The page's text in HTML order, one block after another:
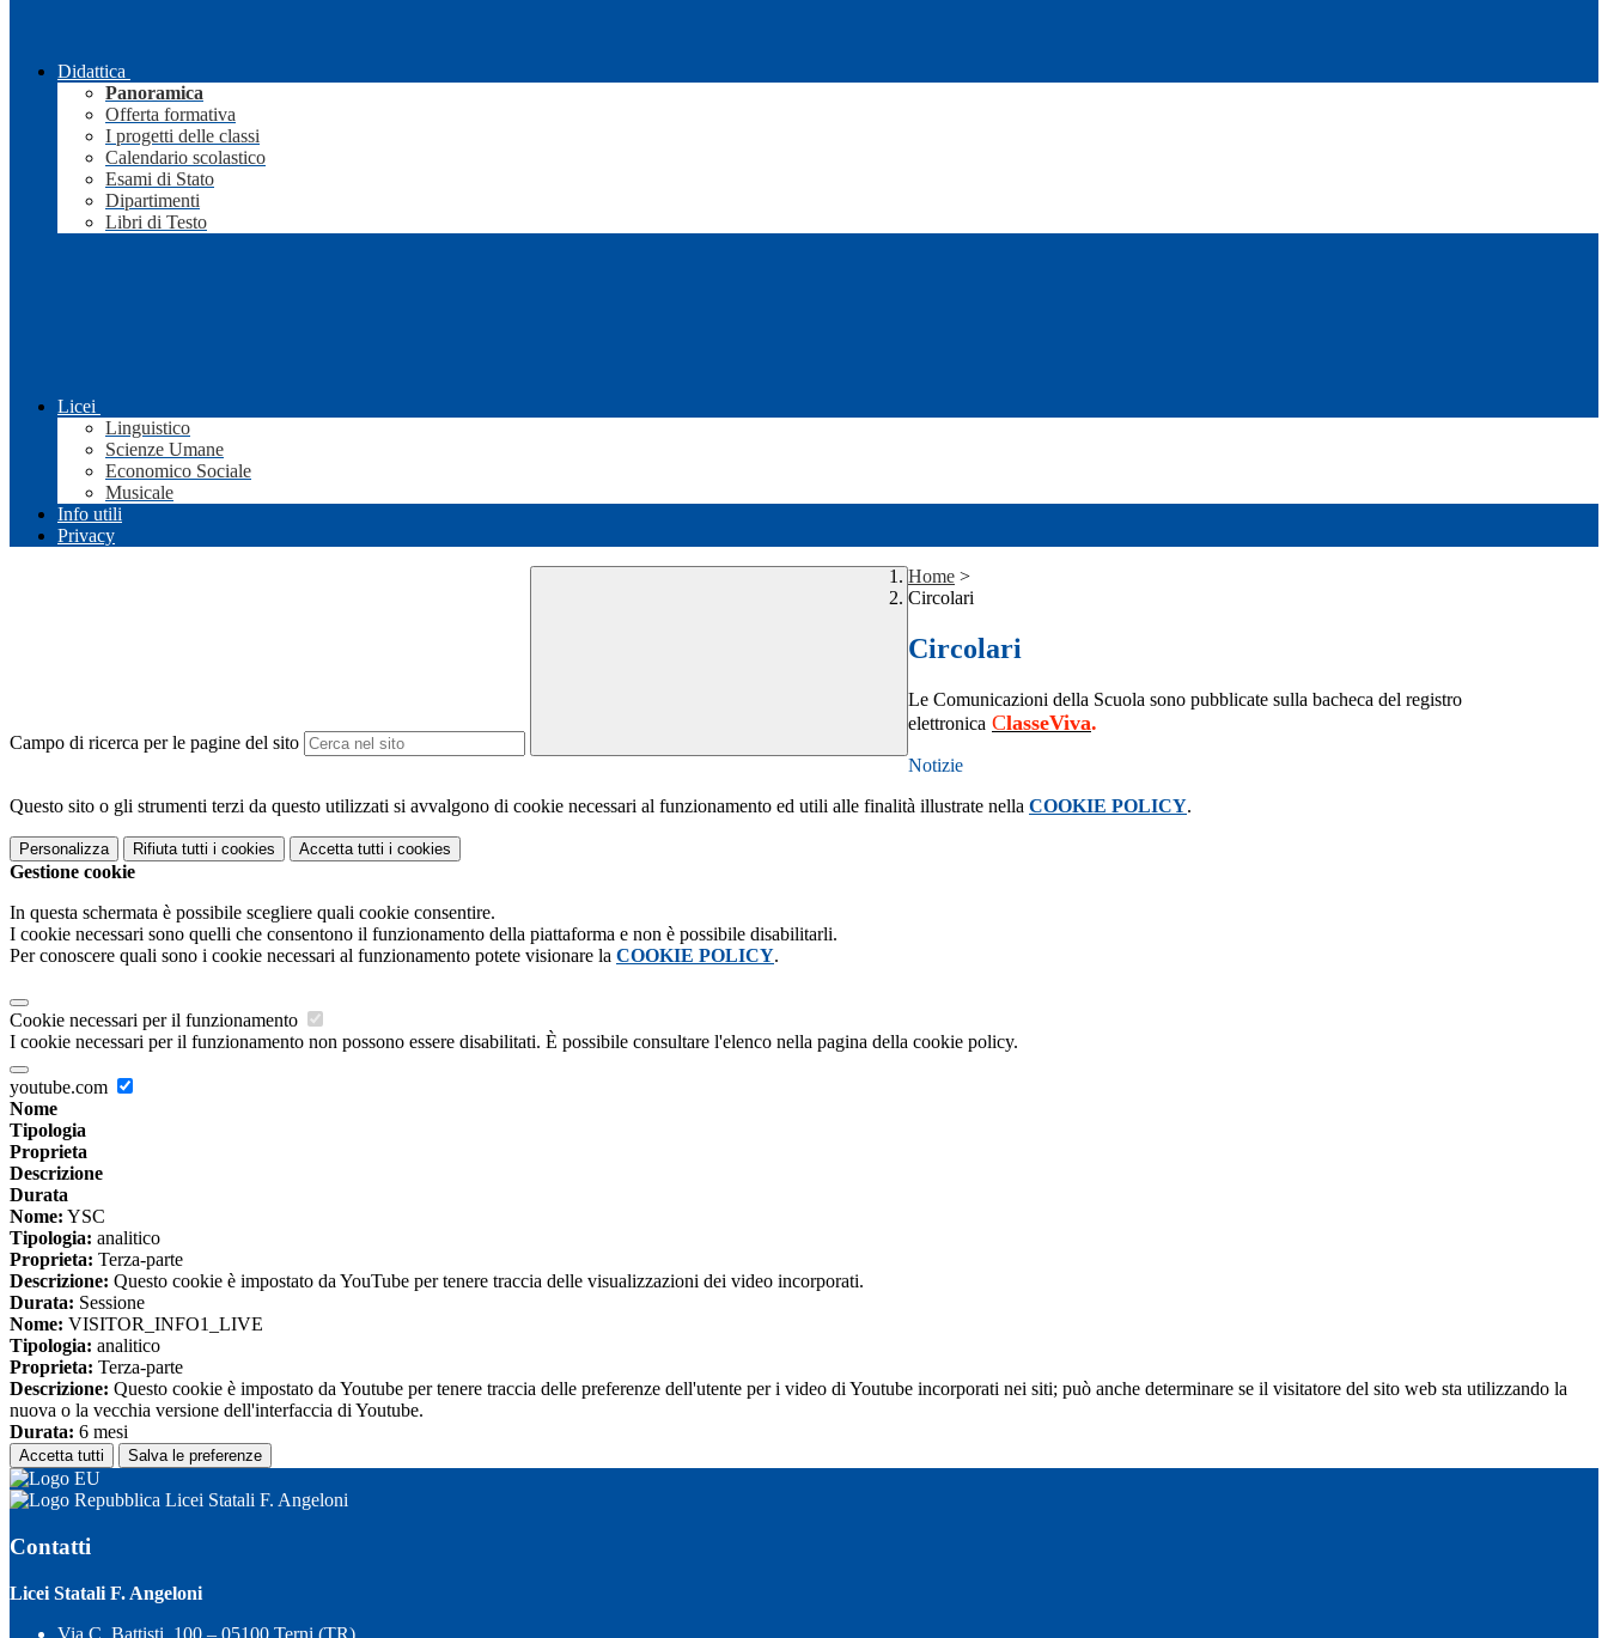
Didattica
Panoramica
Offerta formativa
I progetti delle classi
Calendario scolastico
Esami di Stato
Dipartimenti
Libri di Testo
Licei
Linguistico
Scienze Umane
Economico Sociale
Musicale
Info utili
Privacy
Campo di ricerca per le pagine del sito
Home >
Circolari
Circolari
Le Comunicazioni della Scuola sono pubblicate sulla bacheca del registro
elettronica ClasseViva.
Notizie
Questo sito o gli strumenti terzi da questo utilizzati si avvalgono di cookie necessari al funzionamento ed utili alle finalità illustrate nella COOKIE POLICY.
Personalizza Rifiuta tutti i cookies Accetta tutti i cookies
Gestione cookie
In questa schermata è possibile scegliere quali cookie consentire.
I cookie necessari sono quelli che consentono il funzionamento della piattaforma e non è possibile disabilitarli.
Per conoscere quali sono i cookie necessari al funzionamento potete visionare la COOKIE POLICY.
Cookie necessari per il funzionamento
I cookie necessari per il funzionamento non possono essere disabilitati. È possibile consultare l'elenco nella pagina della cookie policy.
youtube.com
Nome
Tipologia
Proprieta
Descrizione
Durata
Nome: YSC
Tipologia: analitico
Proprieta: Terza-parte
Descrizione: Questo cookie è impostato da YouTube per tenere traccia delle visualizzazioni dei video incorporati.
Durata: Sessione
Nome: VISITOR_INFO1_LIVE
Tipologia: analitico
Proprieta: Terza-parte
Descrizione: Questo cookie è impostato da Youtube per tenere traccia delle preferenze dell'utente per i video di Youtube incorporati nei siti; può anche determinare se il visitatore del sito web sta utilizzando la
nuova o la vecchia versione dell'interfaccia di Youtube.
Durata: 6 mesi
Accetta tutti Salva le preferenze
Licei Statali F. Angeloni
Contatti
Licei Statali F. Angeloni
Via C. Battisti, 100 – 05100 Terni (TR)